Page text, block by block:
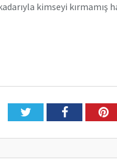
kimseyi kırmamış
TwitterFacebook